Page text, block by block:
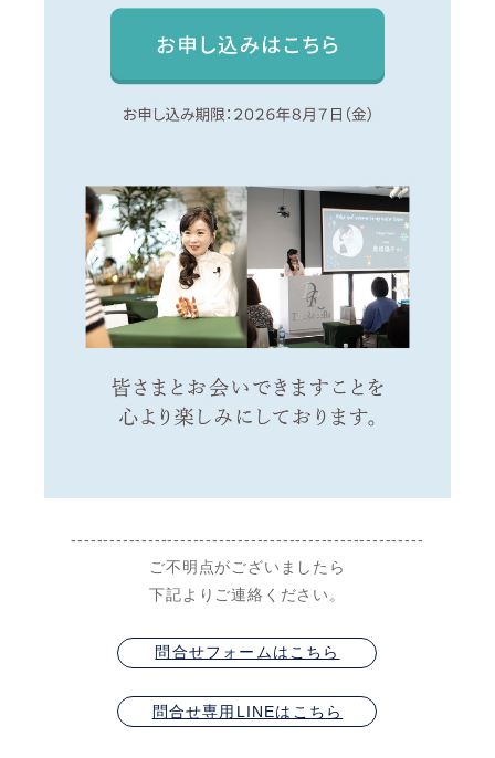
-------------------------------------------------------
ご不明点がございましたら
下記よりご連絡ください。
問合せフォームはこちら
問合せ専用LINEはこちら